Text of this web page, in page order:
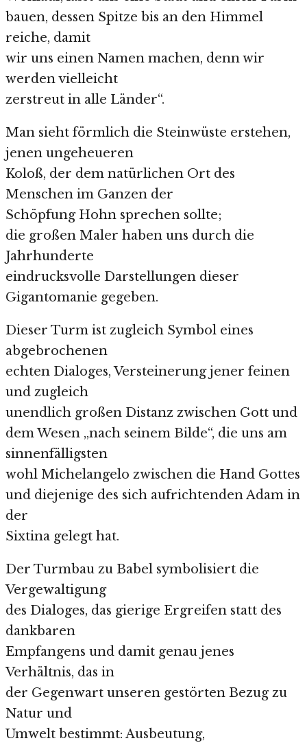
bauen, dessen Spitze bis an den Himmel
reiche, damit
wir uns einen Namen machen, denn wir
werden vielleicht
zerstreut in alle Länder“.
Man sieht förmlich die Steinwüste erstehen,
jenen ungeheueren
Koloß, der dem natürlichen Ort des
Menschen im Ganzen der
Schöpfung Hohn sprechen sollte;
die großen Maler haben uns durch die
Jahrhunderte
eindrucksvolle Darstellungen dieser
Gigantomanie gegeben.
Dieser Turm ist zugleich Symbol eines
abgebrochenen
echten Dialoges, Versteinerung jener feinen
und zugleich
unendlich großen Distanz zwischen Gott und
dem Wesen „nach seinem Bilde“, die uns am
sinnenfälligsten
wohl Michelangelo zwischen die Hand Gottes
und diejenige des sich aufrichtenden Adam in
der
Sixtina gelegt hat.
Der Turmbau zu Babel symbolisiert die
Vergewaltigung
des Dialoges, das gierige Ergreifen statt des
dankbaren
Empfangens und damit genau jenes
Verhältnis, das in
der Gegenwart unseren gestörten Bezug zu
Natur und
Umwelt bestimmt: Ausbeutung,